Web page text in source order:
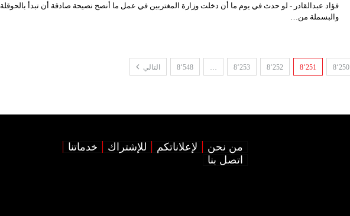
فؤاد عبدالقادر - لو حدث في يوم ما أن دخلت وزارة المغتربين في عمل ما أنصح نصيحة صادقة أن تبدأ بالحوقلة
والبسملة من…
8٬250 8٬251 8٬252 8٬253 … 8٬548 التالي
من نحن لإعلاناتكم للإشتراك
خدماتنا
اتصل بنا